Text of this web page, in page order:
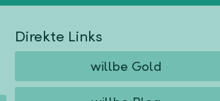
Direkte Links
willbe Gold